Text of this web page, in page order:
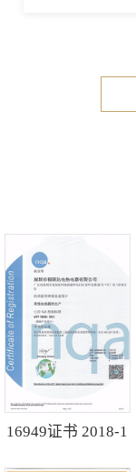
16949证书 2018-1